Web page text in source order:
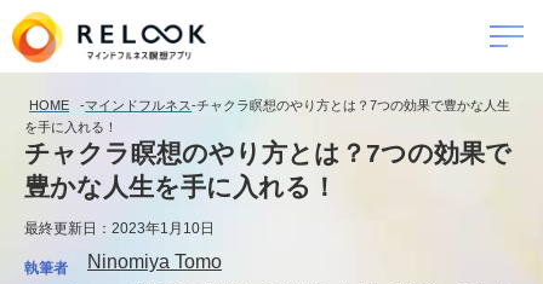
HOME -マインドフルネス-チャクラ瞑想のやり方とは？7つの効果で豊かな人生
を手に入れる！
チャクラ瞑想のやり方とは？7つの効果で
豊かな人生を手に入れる！
最終更新日：2023年1月10日
執筆者 Ninomiya Tomo